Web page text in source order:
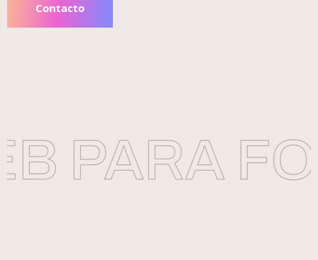
Contacto
PARA